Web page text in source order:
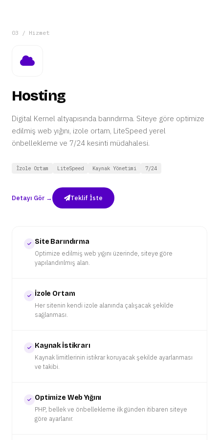
03 / Hizmet
Hosting
Digital Kernel altyapısında barındırma. Siteye göre optimize
edilmiş web yığını, izole ortam, LiteSpeed yerel
önbellekleme ve 7/24 kesinti müdahalesi.
İzole Ortam LiteSpeed Kaynak Yönetimi 7/24
Detayı Gör → Teklif İste
Site Barındırma
Optimize edilmiş web yığını üzerinde, siteye göre
yapılandırılmış alan.
İzole Ortam
Her sitenin kendi izole alanında çalışacak şekilde
sağlanması.
Kaynak İstikrarı
Kaynak limitlerinin istikrar koruyacak şekilde ayarlanması
ve takibi.
Optimize Web Yığını
PHP, bellek ve önbellekleme ilk günden itibaren siteye
göre ayarlanır.